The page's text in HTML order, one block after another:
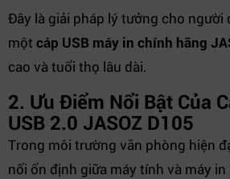
Đây là giải pháp lý tưởng cho người
một cáp USB máy in chính hãng
cao và tuổi thọ lâu dài.
2. Ưu Điểm Nổi Bật Của
USB 2.0 JASOZ D105
Trong môi trường văn phòng hiện
nối ổn định giữa máy tính và máy in